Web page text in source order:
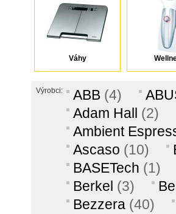
Váhy
Výrobci: ABB (4)
Adam Hall (2)
Ambient
Ascaso (10)
BASETech (1)
Berkel (3)
Bezzera (40)